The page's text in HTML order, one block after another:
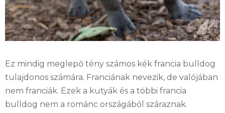
Ez mindig meglepő tény számos kék francia bulldog
tulajdonos számára. Franciának nevezik, de valójában
nem franciák. Ezek a kutyák és a többi francia
bulldog nem a románc országából száraznak.